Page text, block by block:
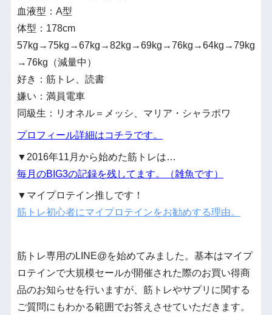
血液型：A型
体型：178cm
57kg→75kg→67kg→82kg→69kg→76kg→64kg→79kg
→76kg（減量中）
好き：筋トレ、読書
嫌い：満員電車
同級生：リオネル＝メッシ、マリア・シャラポワ
プロフィール詳細はコチラです。
▼2016年11月から始めた筋トレは…
毎月のBIG3の記録を残してます。（雑魚です）
▼マイプロテイン推しです！
筋トレ初心者にマイプロテインをお勧めする理由。
筋トレ専用のLINE@を始めてみました。基本はマイプ
ロテインで大規模セールが開催された際のお買い得商
品のお知らせを行いますが、筋トレやサプリに関する
ご質問にもわかる範囲でお答えさせていただきます。